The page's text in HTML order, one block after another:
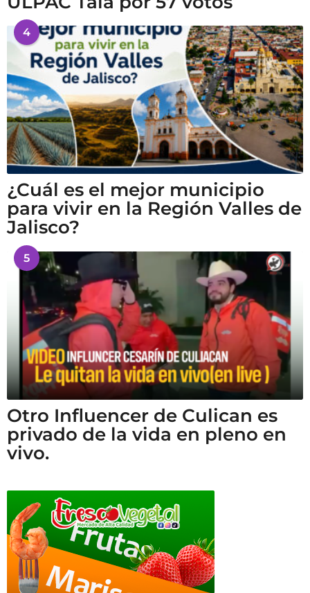
4
¿Cuál es el mejor municipio
para vivir en la Región Valles de
Jalisco?
5
Otro Influencer de Culican es
privado de la vida en pleno en
vivo.